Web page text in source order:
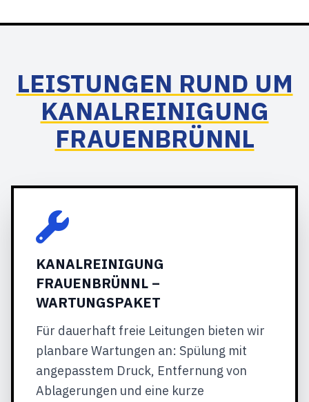
LEISTUNGEN RUND UM
KANALREINIGUNG
FRAUENBRÜNNL
KANALREINIGUNG
FRAUENBRÜNNL –
WARTUNGSPAKET
Für dauerhaft freie Leitungen bieten wir
planbare Wartungen an: Spülung mit
angepasstem Druck, Entfernung von
Ablagerungen und eine kurze